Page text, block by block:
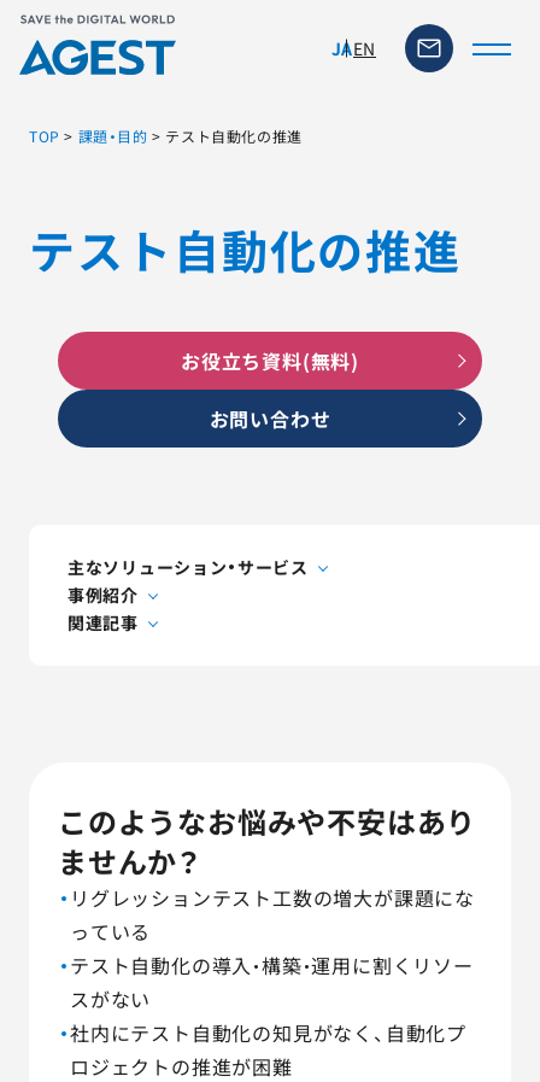
JAEN
ソリューション・サービス
脆弱性リスク管理ツール
TFACT (AIテストツール)
セミナー・イベント
サービス詳細資料 見積・お問い合わせ
サービスお問い合わせ専用番号
（平日9:30〜18:00）
※その他のご連絡は03-5333-1246
TOP > 課題・目的 > テスト自動化の推進
テスト自動化の推進
お役立ち資料(無料)
お問い合わせ
主なソリューション・サービス
事例紹介
関連記事
このようなお悩みや不安はあり
ませんか？
リグレッションテスト工数の増大が課題にな
っている
テスト自動化の導入・構築・運用に割くリソー
スがない
社内にテスト自動化の知見がなく、自動化プ
ロジェクトの推進が困難